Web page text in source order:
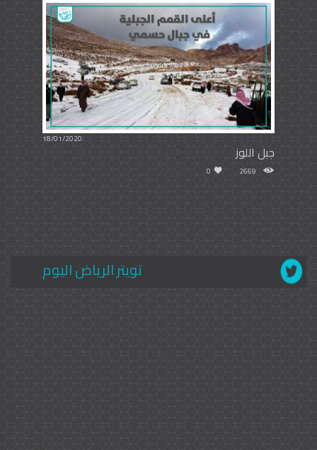
18/01/2020
جبل اللوز
2669
0
تويتر الرياض اليوم